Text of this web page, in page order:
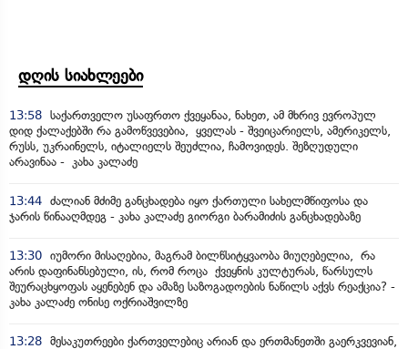
დღის სიახლეები
13:58 საქართველო უსაფრთო ქვეყანაა, ნახეთ, ამ მხრივ ევროპულ
დიდ ქალაქებში რა გამოწვევებია, ყველას - შვეიცარიელს, ამერიკელს,
რუსს, უკრაინელს, იტალიელს შეუძლია, ჩამოვიდეს. შეზღუდული
არავინაა - კახა კალაძე
13:44 ძალიან მძიმე განცხადება იყო ქართული სახელმწიფოსა და
ჯარის წინააღმდეგ - კახა კალაძე გიორგი ბარამიძის განცხადებაზე
13:30 იუმორი მისაღებია, მაგრამ ბილწსიტყვაობა მიუღებელია, რა
არის დაფინანსებული, ის, რომ როცა ქვეყნის კულტურას, წარსულს
შეურაცხყოფას აყენებენ და ამაზე საზოგადოების ნაწილს აქვს რეაქცია? -
კახა კალაძე ონისე ოქრიაშვილზე
13:28 მესაკუთრეები ქართველებიც არიან და ერთმანეთში გაერკვევიან,